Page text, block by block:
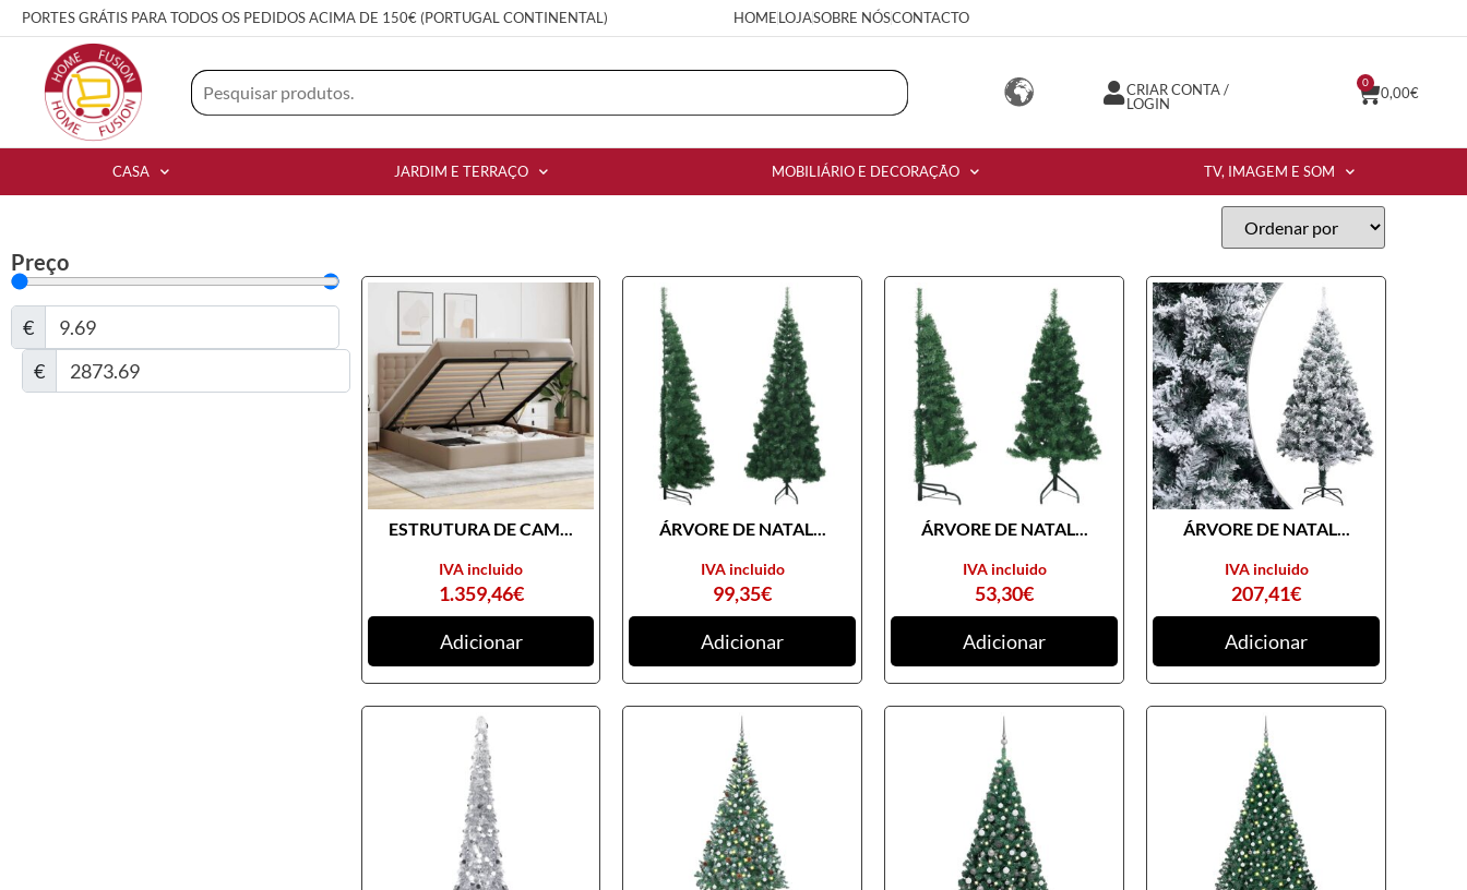
PORTES GRÁTIS PARA TODOS OS PEDIDOS ACIMA DE 150€ (PORTUGAL CONTINENTAL) HOMELOJASOBRE NÓSCONTACTO
CRIAR CONTA /
LOGIN
0,00€
0
CASA JARDIM E TERRAÇO MOBILIÁRIO E DECORAÇÃO TV, IMAGEM E SOM
Preço
€
€
ESTRUTURA DE CAM...
1.359,46€
IVA incluido
Adicionar
ÁRVORE DE NATAL...
99,35€
IVA incluido
Adicionar
ÁRVORE DE NATAL...
53,30€
IVA incluido
Adicionar
ÁRVORE DE NATAL...
207,41€
IVA incluido
Adicionar